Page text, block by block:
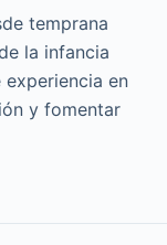
temprana
la infancia
en
y fomentar